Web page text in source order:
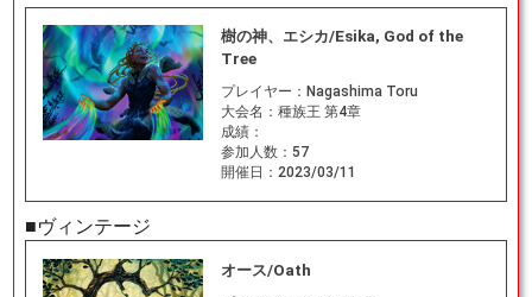
樹の神、エシカ/Esika, God of the
Tree
プレイヤー： Nagashima Toru
大会名： 種族王 第4章
成績：
参加人数： 57
開催日： 2023/03/11
■ヴィンテージ
オース/Oath